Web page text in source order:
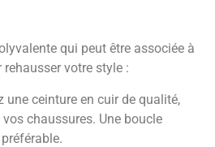
qui peut être associée à
votre style :
une ceinture en cuir de qualité,
chaussures. Une boucle